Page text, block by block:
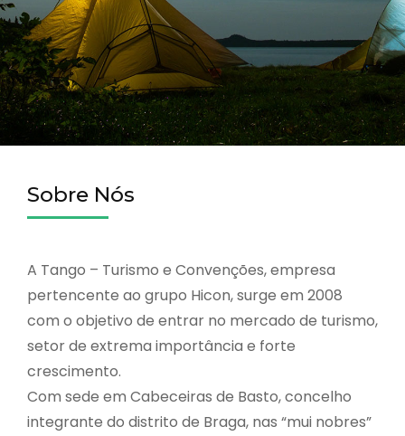
Sobre Nós
A Tango – Turismo e Convenções, empresa
pertencente ao grupo Hicon, surge em 2008
com o objetivo de entrar no mercado de turismo,
setor de extrema importância e forte
crescimento.
Com sede em Cabeceiras de Basto, concelho
integrante do distrito de Braga, nas “mui nobres”